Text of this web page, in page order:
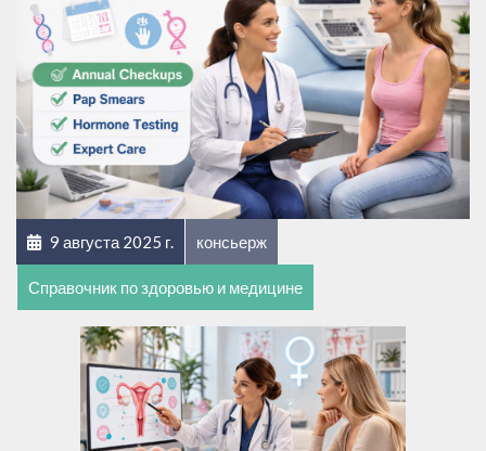
9 августа 2025 г. консьерж
Справочник по здоровью и медицине